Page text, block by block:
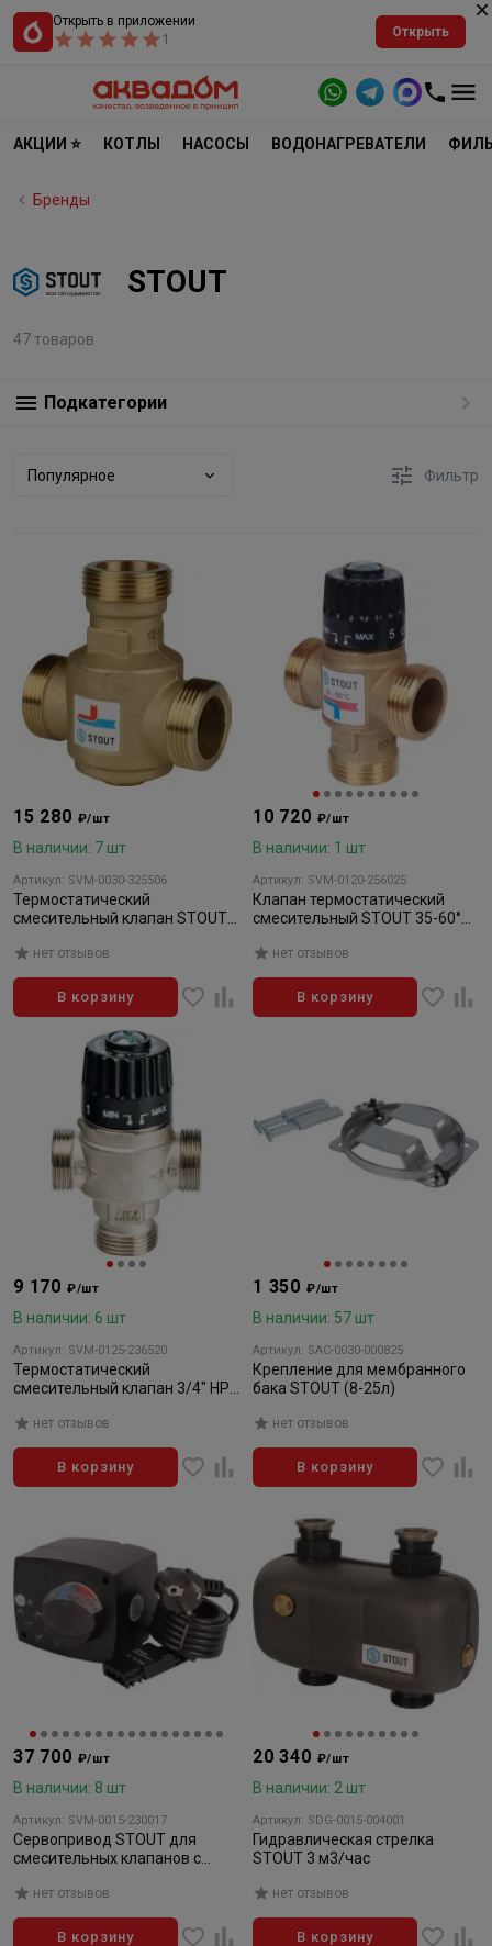
Открыть в приложении
1
Открыть
АКЦИИ ⭐ КОТЛЫ НАСОСЫ ВОДОНАГРЕВАТЕЛИ
Бренды
STOUT
47 товаров
Подкатегории
Популярное Фильтр
15 280 ₽/шт
В наличии: 7 шт
Артикул: SVM-0030-325506
Термостатический
смесительный клапан STOUT
нет отзывов
В корзину
10 720 ₽/шт
В наличии: 1 шт
Артикул: SVM-0120-256025
Клапан термостатический
смесительный STOUT 35-60°C,
нет отзывов
В корзину
9 170 ₽/шт
В наличии: 6 шт
Артикул: SVM-0125-236520
Термостатический
смесительный клапан 3/4" НР
нет отзывов
В корзину
1 350 ₽/шт
В наличии: 57 шт
Артикул: SAC-0030-000825
Крепление для мембранного
бака STOUT (8-25л)
нет отзывов
В корзину
37 700 ₽/шт
В наличии: 8 шт
Артикул: SVM-0015-230017
Сервопривод STOUT для
смесительных клапанов с
регулировки температуры
нет отзывов
В корзину
20 340 ₽/шт
В наличии: 2 шт
Артикул: SDG-0015-004001
Гидравлическая стрелка
STOUT 3 м3/час
нет отзывов
В корзину